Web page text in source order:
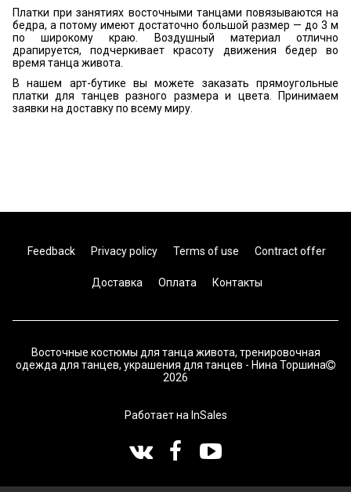
Платки при занятиях восточными танцами повязываются на
бедра, а потому имеют достаточно большой размер — до 3 м
по широкому краю. Воздушный материал отлично
драпируется, подчеркивает красоту движения бедер во
время танца живота.
В нашем арт-бутике вы можете заказать прямоугольные
платки для танцев разного размера и цвета. Принимаем
заявки на доставку по всему миру.
Feedback Privacy policy Terms of use Contract offer
Доставка Оплата Контакты
Восточные костюмы для танца живота, тренировочная
одежда для танцев, украшения для танцев - Нина Торшина
2026
Работает на InSales